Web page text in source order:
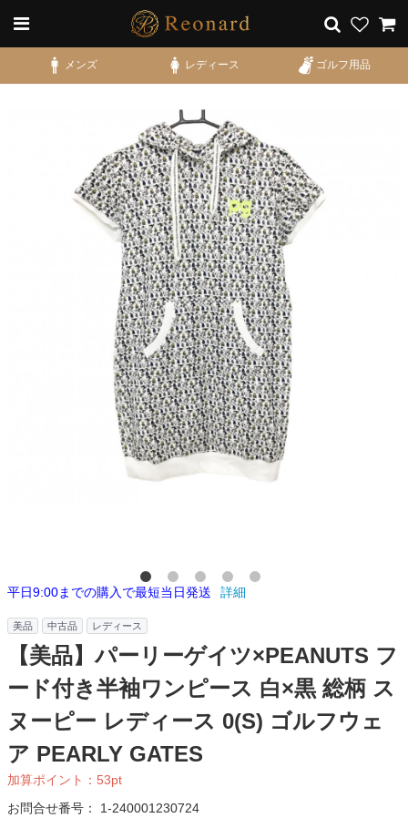
メンズ レディース ゴルフ用品
平日9:00までの購入で最短当日発送 詳細
美品 中古品 レディース
【美品】パーリーゲイツ×PEANUTS フ
ード付き半袖ワンピース 白×黒 総柄 ス
ヌーピー レディース 0(S) ゴルフウェ
ア PEARLY GATES
加算ポイント： 53pt
お問合せ番号： 1-240001230724